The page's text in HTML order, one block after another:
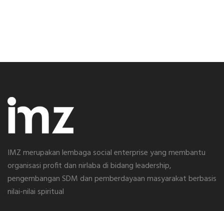
IMZ merupakan lembaga social enterprise yang membantu
organisasi profit dan nirlaba di bidang leadership,
pengembangan SDM dan pemberdayaan masyarakat berbasis
nilai-nilai spiritual